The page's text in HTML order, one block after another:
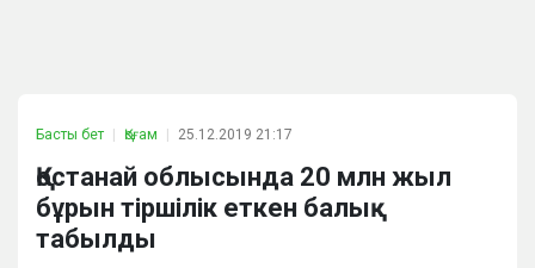
Басты бет Қоғам 25.12.2019 21:17
Қостанай облысында 20 млн жыл
бұрын тіршілік еткен балық
табылды